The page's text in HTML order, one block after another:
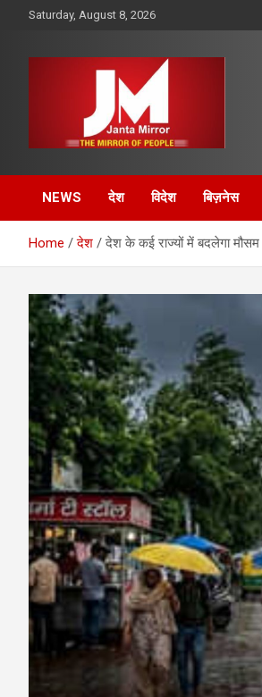
Saturday, August 8, 2026
Janta Mirror
NEWS देश विदेश बिज़नेस
Home देश देश के कई राज्यों में बदलेगा मौसम